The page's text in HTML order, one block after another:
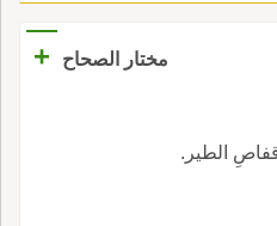
مختار الصحاح
+
الطير.